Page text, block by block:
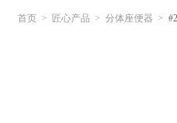
首页 > 匠心产品 > 分体座便器 >